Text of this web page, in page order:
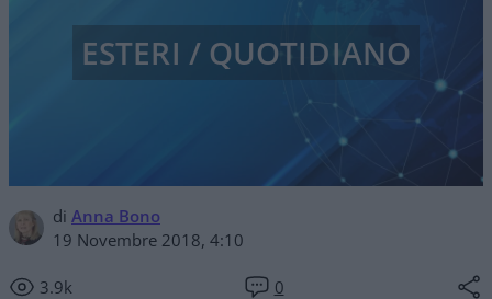
di Anna Bono
19 Novembre 2018, 4:10
3.9k 0
ESTERI / QUOTIDIANO